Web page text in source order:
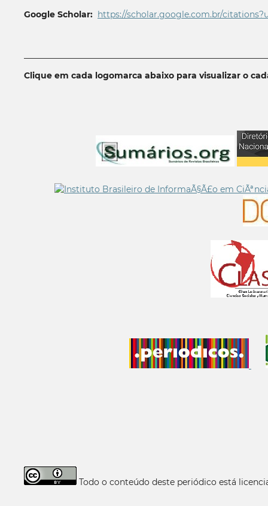
Google Scholar: https://scholar.google.com.br/
Clique em cada logomarca abaixo para visualizar o
Todo o conteúdo deste periódico está